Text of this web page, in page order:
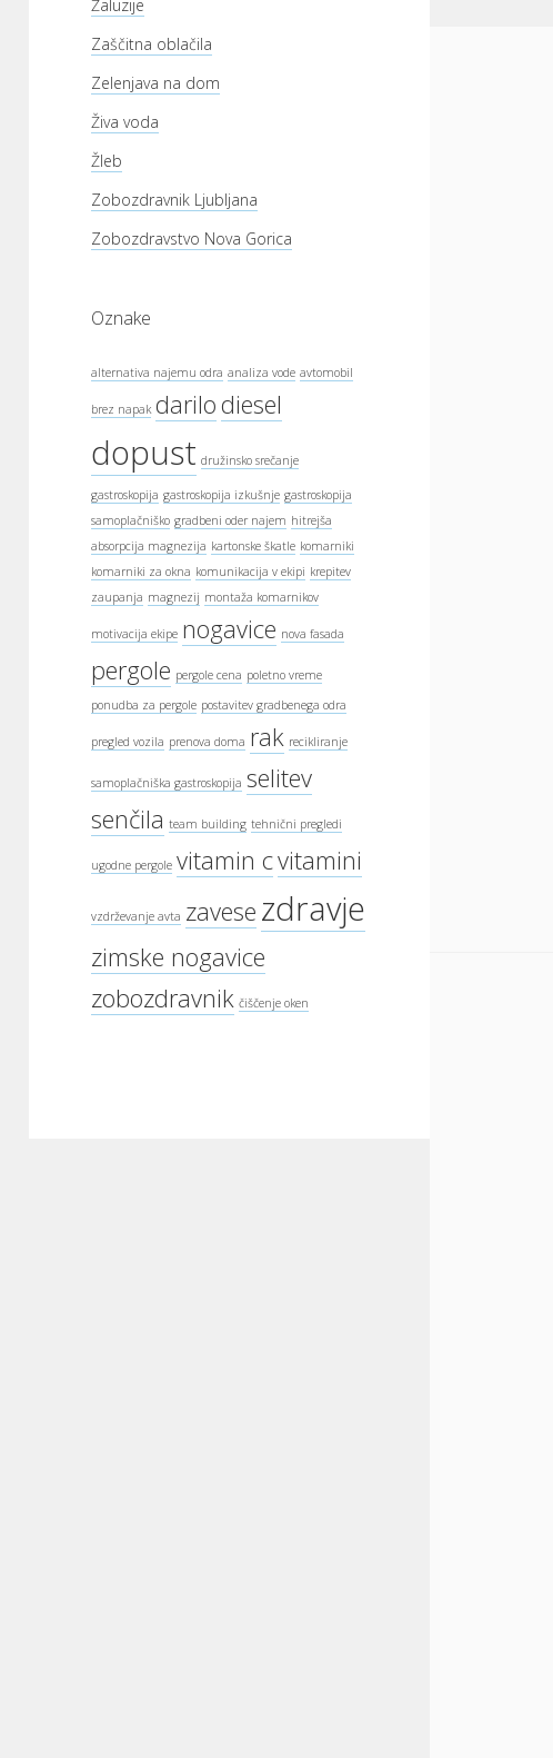
Žaluzije
Zaščitna oblačila
Zelenjava na dom
Živa voda
Žleb
Zobozdravnik Ljubljana
Zobozdravstvo Nova Gorica
Oznake
alternativa najemu odra analiza vode avtomobil
brez napak darilodiesel
dopust družinsko srečanje
gastroskopija gastroskopija izkušnje gastroskopija
samoplačniško gradbeni oder najem hitrejša
absorpcija magnezija kartonske škatle komarniki
komarniki za okna komunikacija v ekipi krepitev
zaupanja magnezij montaža komarnikov
motivacija ekipe nogavice nova fasada
pergole pergole cena poletno vreme
ponudba za pergole postavitev gradbenega odra
pregled vozila prenova doma rak recikliranje
samoplačniška gastroskopija selitev
senčila team building tehnični pregledi
ugodne pergole vitamin cvitamini
vzdrževanje avta zavese zdravje
zimske nogavice
zobozdravnik čiščenje oken